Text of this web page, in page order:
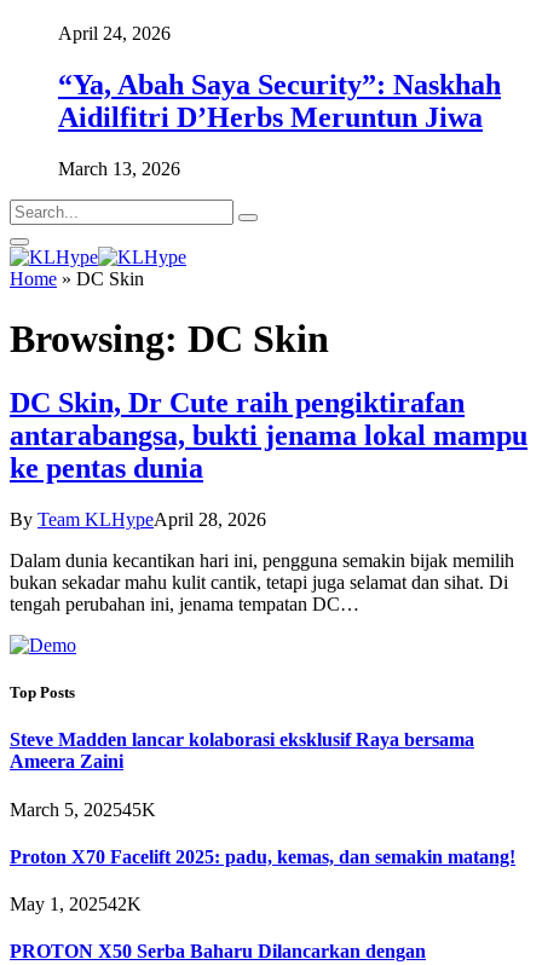
April 24, 2026
“Ya, Abah Saya Security”: Naskhah
Aidilfitri D’Herbs Meruntun Jiwa
March 13, 2026
Home » DC Skin
Browsing: DC Skin
DC Skin, Dr Cute raih pengiktirafan
antarabangsa, bukti jenama lokal mampu
ke pentas dunia
By Team KLHypeApril 28, 2026
Dalam dunia kecantikan hari ini, pengguna semakin bijak memilih
bukan sekadar mahu kulit cantik, tetapi juga selamat dan sihat. Di
tengah perubahan ini, jenama tempatan DC…
Top Posts
Steve Madden lancar kolaborasi eksklusif Raya bersama
Ameera Zaini
March 5, 202545K
Proton X70 Facelift 2025: padu, kemas, dan semakin matang!
May 1, 202542K
PROTON X50 Serba Baharu Dilancarkan dengan